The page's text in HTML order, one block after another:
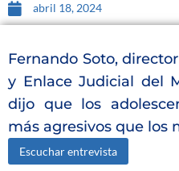
abril 18, 2024
Fernando Soto,
y Enlace Judicial del
dijo que los
más agresivos que los
Escuchar entrevista